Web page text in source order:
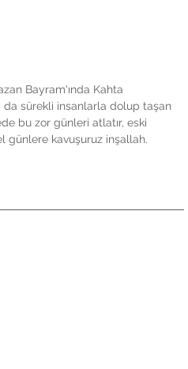
Bayram'ında Kahta
da sürekli insanlarla dolup taşan
bu zor günleri atlatır, eski
günlere kavuşuruz inşallah.